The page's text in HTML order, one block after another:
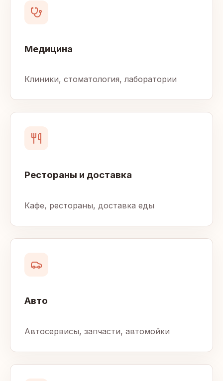
Медицина
Клиники, стоматология, лаборатории
Рестораны и доставка
Кафе, рестораны, доставка еды
Авто
Автосервисы, запчасти, автомойки